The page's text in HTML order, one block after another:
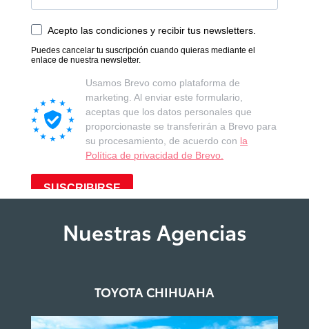
Nuestras Agencias
TOYOTA CHIHUAHA